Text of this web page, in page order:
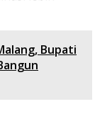
Bupati